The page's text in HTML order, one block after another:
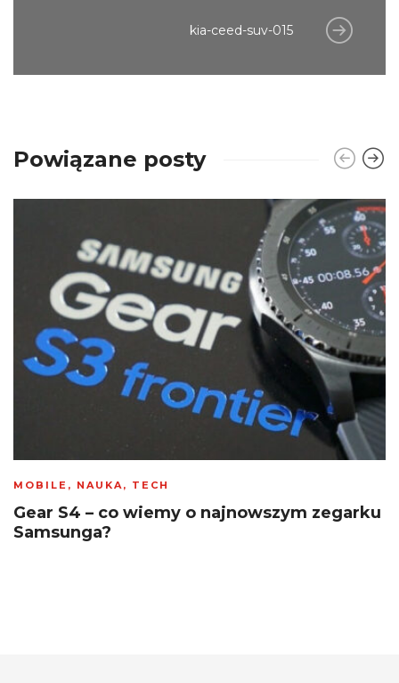
kia-ceed-suv-015
Powiązane posty
MOBILE , NAUKA, TECH
Gear S4 – co wiemy o najnowszym zegarku
Samsunga?